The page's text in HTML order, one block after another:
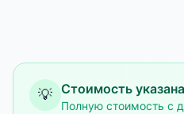
💡 Стоимость
Полную стоимость с